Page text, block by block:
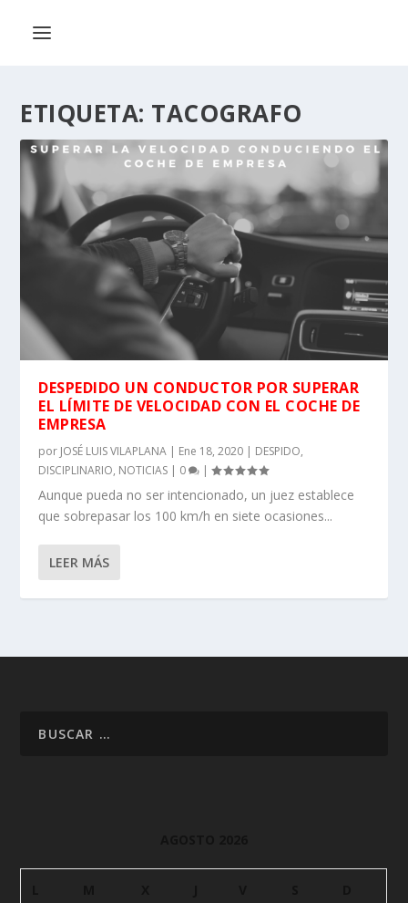
ETIQUETA: TACOGRAFO
DESPEDIDO UN CONDUCTOR POR SUPERAR
EL LÍMITE DE VELOCIDAD CON EL COCHE DE
EMPRESA
por JOSÉ LUIS VILAPLANA | Ene 18, 2020 | DESPIDO,
DISCIPLINARIO, NOTICIAS | 0 |
Aunque pueda no ser intencionado, un juez establece
que sobrepasar los 100 km/h en siete ocasiones...
LEER MÁS